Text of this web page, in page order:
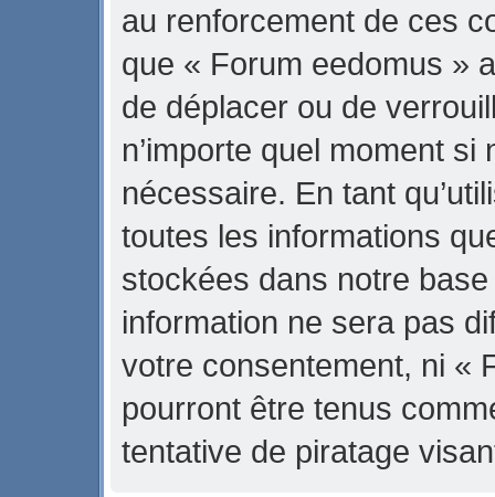
au renforcement de ces
que « Forum eedomus »
de déplacer ou de
n’importe quel moment
nécessaire. En tant
toutes les informations
stockées dans notre
information ne sera pas
votre consentement, ni «
pourront être tenus
tentative de piratage